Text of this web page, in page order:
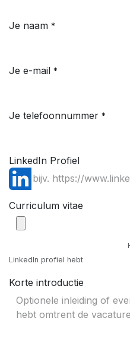
Je naam *
Je e-mail *
Je telefoonnummer *
LinkedIn Profiel
Curriculum vitae
LinkedIn profiel hebt
Korte introductie